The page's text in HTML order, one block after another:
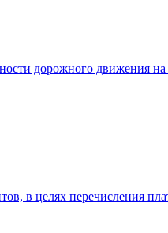
дорожного движения на
в целях перечисления